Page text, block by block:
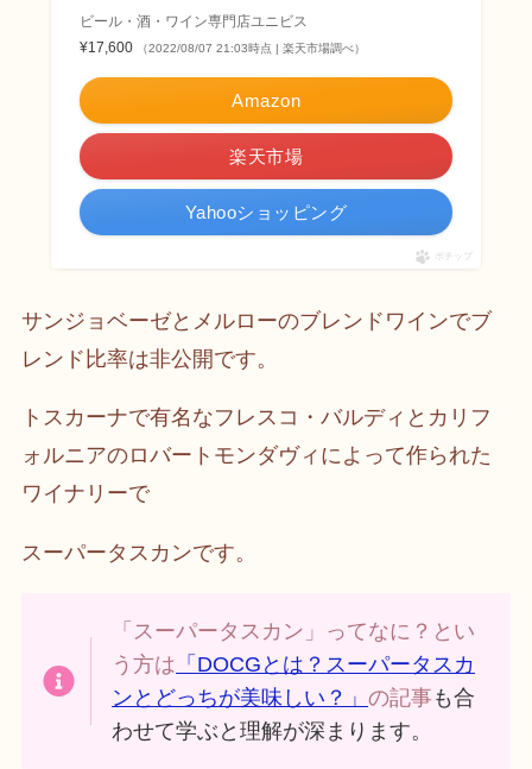
ビール・酒・ワイン専門店ユニビス
¥17,600
（2022/08/07 21:03時点 | 楽天市場調べ）
Amazon
楽天市場
Yahooショッピング
ポチップ
サンジョベーゼとメルローのブレンドワインでブ
レンド比率は非公開です。
トスカーナで有名なフレスコ・バルディとカリフ
ォルニアのロバートモンダヴィによって作られた
ワイナリーで
スーパータスカンです。
「スーパータスカン」ってなに？とい
う方は 「DOCGとは？スーパータスカ
ンとどっちが美味しい？」の記事も合
わせて学ぶと理解が深まります。